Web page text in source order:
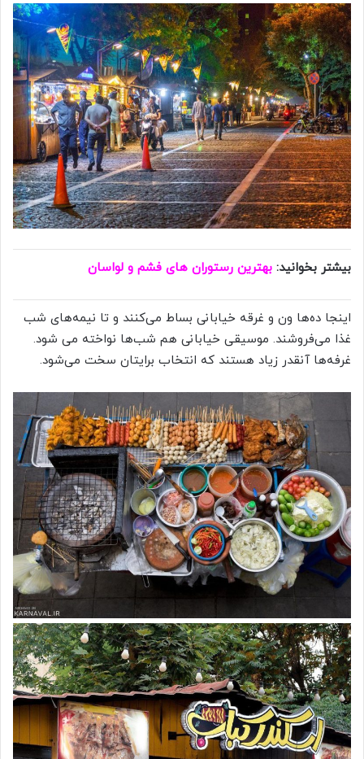
بیشتر بخوانید: بهترین رستوران های فشم و لواسان
اینجا ده‌ها ون و غرقه خیابانی بساط می‌کنند و تا نیمه‌های شب
غذا می‌فروشند. موسیقی خیابانی هم شب‌ها نواخته می شود.
غرفه‌ها آنقدر زیاد هستند که انتخاب برایتان سخت می‌شود.